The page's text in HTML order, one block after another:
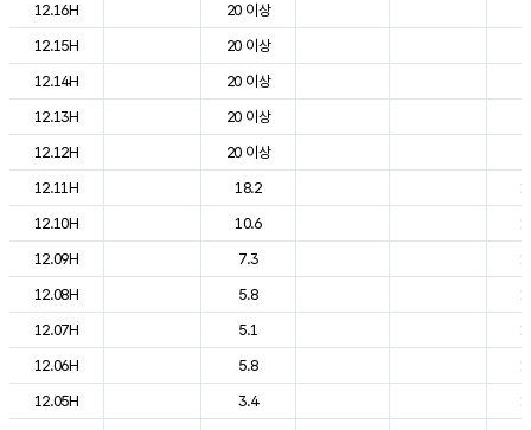
12.16H
20 이상
12.15H
20 이상
12.14H
20 이상
12.13H
20 이상
12.12H
20 이상
12.11H
18.2
12.10H
10.6
12.09H
7.3
12.08H
5.8
12.07H
5.1
12.06H
5.8
12.05H
3.4